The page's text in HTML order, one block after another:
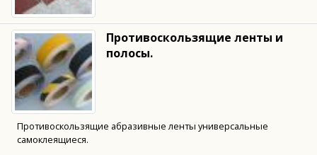
Противоскользящие ленты и
полосы.
Противоскользящие абразивные ленты универсальные
самоклеящиеся.